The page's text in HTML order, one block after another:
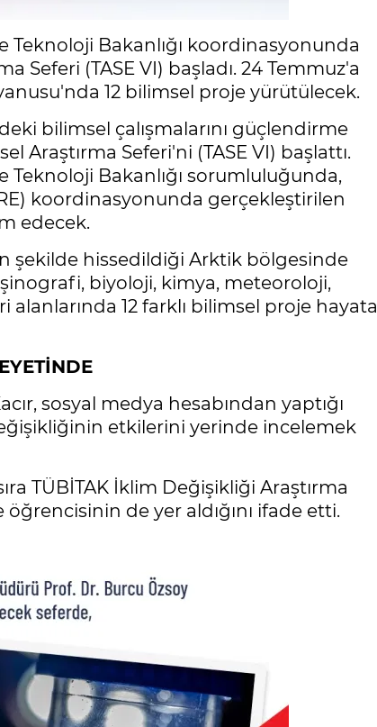
Teknoloji Bakanlığı koordinasyonunda
Seferi (TASE VI) başladı. 24 Temmuz'a
12 bilimsel proje yürütülecek.
bilimsel çalışmalarını güçlendirme
Araştırma Seferi'ni (TASE VI) başlattı.
Teknoloji Bakanlığı sorumluluğunda,
koordinasyonunda gerçekleştirilen
edecek.
şekilde hissedildiği Arktik bölgesinde
biyoloji, kimya, meteoroloji,
12 farklı bilimsel proje hayata
sosyal medya hesabından yaptığı
etkilerini yerinde incelemek
TÜBİTAK İklim Değişikliği Araştırma
öğrencisinin de yer aldığını ifade etti.